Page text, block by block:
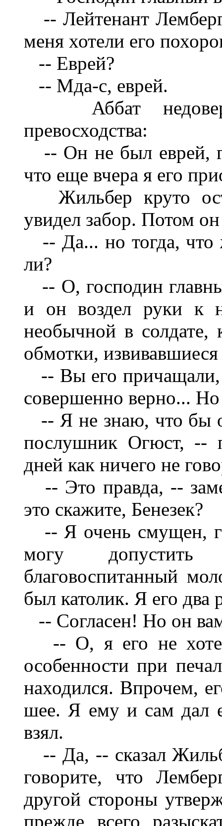
-- Лейтенант
меня хотели его
-- Еврей?
-- Мда-с, еврей.
Аббат
превосходства:
-- Он не был еврей,
что еще вчера я его
Жильбер круто
увидел забор. Потом
-- Да... но тогда, что
ли?
-- О, господин
и он воздел руки к
необычной в солдате,
обмотки,
-- Вы его причащали,
совершенно верно...
-- Я не знаю, что бы
послушник Огюст, --
дней как ничего не
-- Это правда, --
это скажите, Бенезек?
-- Я очень смущен,
могу
благовоспитанный
был католик. Я его два
-- Согласен! Но он
-- О, я его не
особенности при
находился. Впрочем,
шее. Я ему и сам дал
взял.
-- Да, -- сказал
говорите, что
другой стороны
прежде всего